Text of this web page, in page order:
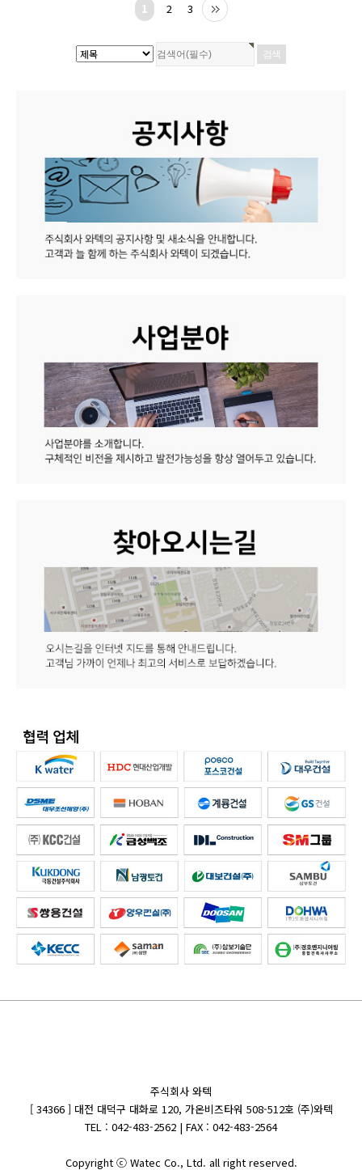
1 2 3
주식회사 와텍
[ 34366 ] 대전 대덕구 대화로 120, 가온비즈타워 508-512호 (주)와텍
TEL : 042-483-2562 | FAX : 042-483-2564
Copyright ⓒ Watec Co., Ltd. all right reserved.